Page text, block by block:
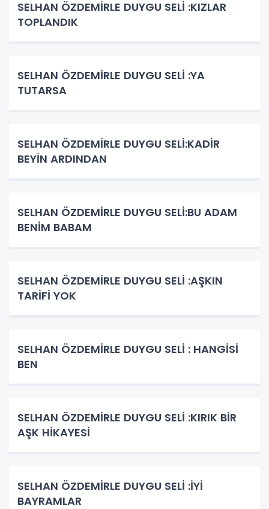
SELHAN ÖZDEMİRLE DUYGU SELİ :KIZLAR
TOPLANDIK
SELHAN ÖZDEMİRLE DUYGU SELİ :YA
TUTARSA
SELHAN ÖZDEMİRLE DUYGU SELİ:KADİR
BEYİN ARDINDAN
SELHAN ÖZDEMİRLE DUYGU SELİ:BU ADAM
BENİM BABAM
SELHAN ÖZDEMİRLE DUYGU SELİ :AŞKIN
TARİFİ YOK
SELHAN ÖZDEMİRLE DUYGU SELİ : HANGİSİ
BEN
SELHAN ÖZDEMİRLE DUYGU SELİ :KIRIK BİR
AŞK HİKAYESİ
SELHAN ÖZDEMİRLE DUYGU SELİ :İYİ
BAYRAMLAR